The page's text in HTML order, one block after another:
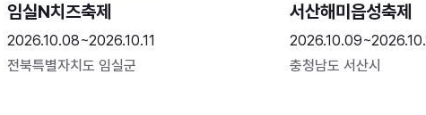
임실N치즈축제
2026.10.08~2026.10.11
전북특별자치도 임실군
서산해미읍성축제
충청남도 서산시